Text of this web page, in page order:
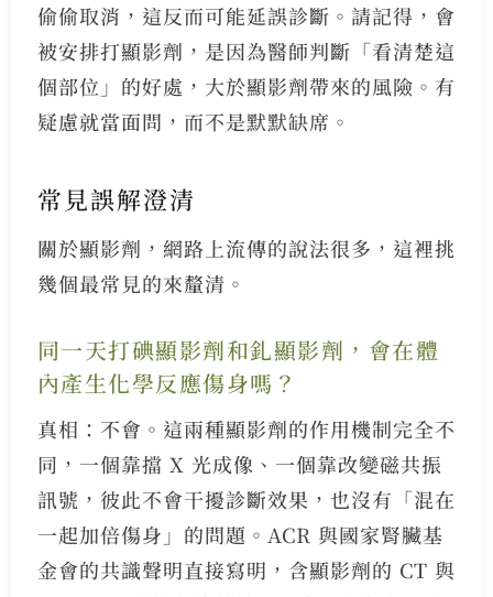
偷偷取消，這反而可能延誤診斷。請記得，會
被安排打顯影劑，是因為醫師判斷「看清楚這
個部位」的好處，大於顯影劑帶來的風險。有
疑慮就當面問，而不是默默缺席。
常見誤解澄清
關於顯影劑，網路上流傳的說法很多，這裡挑
幾個最常見的來釐清。
同一天打碘顯影劑和釓顯影劑，會在體
內產生化學反應傷身嗎？
真相：不會。這兩種顯影劑的作用機制完全不
同，一個靠擋 X 光成像、一個靠改變磁共振
訊號，彼此不會干擾診斷效果，也沒有「混在
一起加倍傷身」的問題。ACR 與國家腎臟基
金會的共識聲明直接寫明，含顯影劑的 CT 與